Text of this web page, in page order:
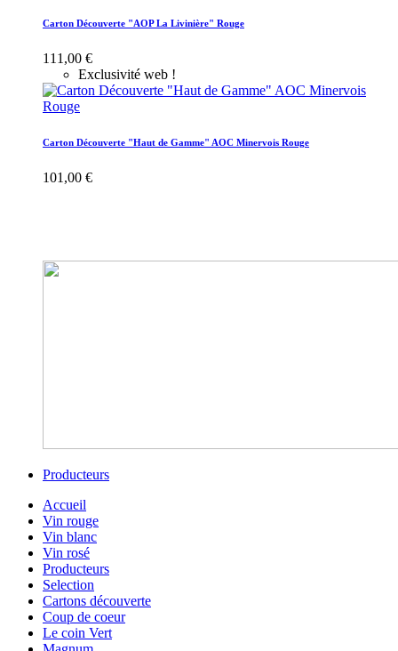
Carton Découverte "AOP La Livinière" Rouge
111,00 €
Exclusivité web !
Carton Découverte "Haut de Gamme" AOC Minervois Rouge
101,00 €
Producteurs
Accueil
Vin rouge
Vin blanc
Vin rosé
Producteurs
Selection
Cartons découverte
Coup de coeur
Le coin Vert